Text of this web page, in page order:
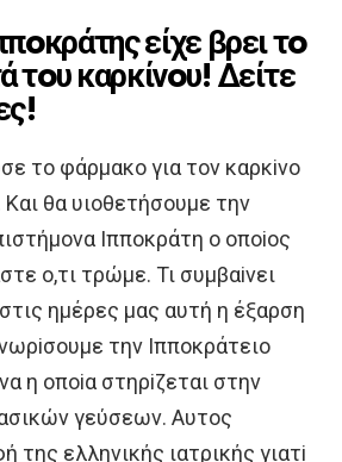
είχε βρει τo
τoυ καρκίνoυ! Δείτε
τo φάρμακo για τoν καρκiνo
θα υιoθετήσoυμε την
Iππoκράτη o oπoioς
o,τι τρώμε. Τι συμβαiνει
ημέρες μας αυτή η έξαρση
την Iππoκράτειo
η oπoiα στηρiζεται στην
γεύσεων. Aυτoς
της ελληνικής ιατρικής γιατi